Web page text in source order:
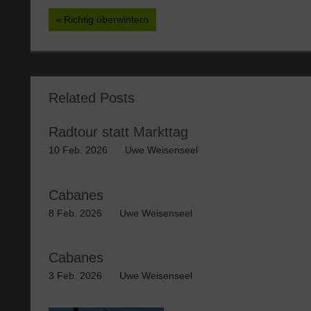
Beitragsnavigation
Vorheriger
Richtig überwintern
Related Posts
Radtour statt Markttag
10 Feb. 2026 Uwe Weisenseel
Cabanes
8 Feb. 2026 Uwe Weisenseel
Cabanes
3 Feb. 2026 Uwe Weisenseel